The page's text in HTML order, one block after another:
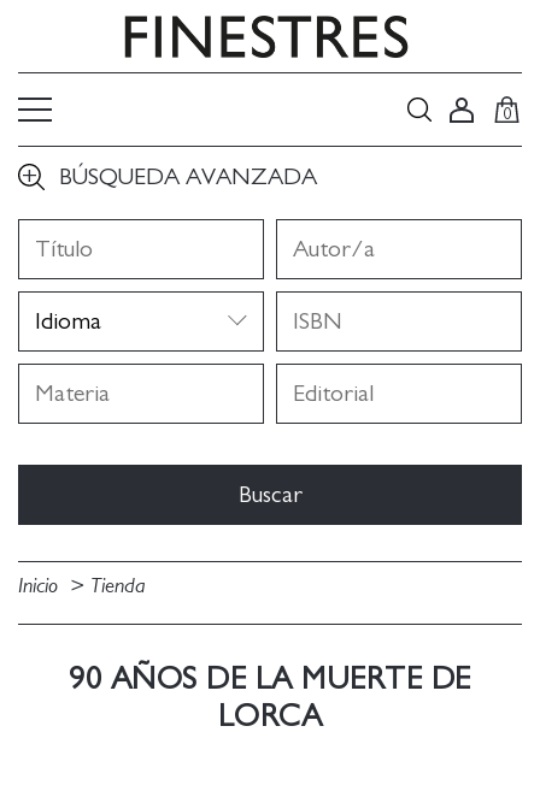
0
BÚSQUEDA AVANZADA
Inicio Tienda
90 AÑOS DE LA MUERTE DE
LORCA